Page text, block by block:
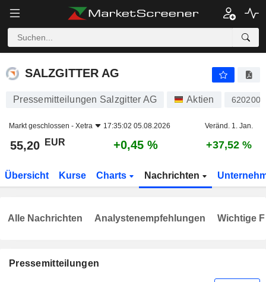
SALZGITTER AG
SALZGITTER AG
Pressemitteilungen Salzgitter AG Aktien 620200
Markt geschlossen - Xetra 17:35:02 05.08.2026 Veränd. 1. Jan.
55,20 EUR +0,45 % +37,52 %
Übersicht Kurse Charts Nachrichten
Pressemitteilungen
Alle Nachrichten Analystenempfehlungen Wichtige